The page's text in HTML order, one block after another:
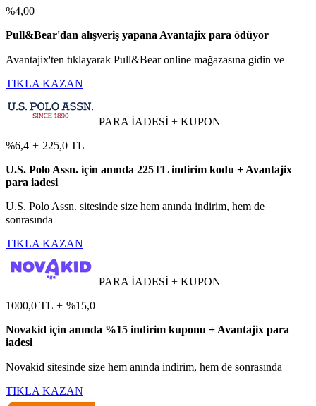
%4,00
Pull&Bear'dan alışveriş yapana Avantajix para ödüyor
Avantajix'ten tıklayarak Pull&Bear online mağazasına gidin ve
TIKLA KAZAN
PARA İADESİ + KUPON
%6,4 + 225,0 TL
U.S. Polo Assn. için anında 225TL indirim kodu + Avantajix
para iadesi
U.S. Polo Assn. sitesinde size hem anında indirim, hem de
sonrasında
TIKLA KAZAN
PARA İADESİ + KUPON
1000,0 TL + %15,0
Novakid için anında %15 indirim kuponu + Avantajix para
iadesi
Novakid sitesinde size hem anında indirim, hem de sonrasında
TIKLA KAZAN